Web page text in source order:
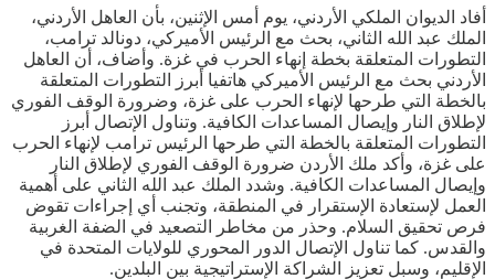
أفاد الديوان الملكي الأردني، يوم أمس الإثنين، بأن العاهل الأردني،
الملك عبد الله الثاني، بحث مع الرئيس الأميركي، دونالد ترامب،
التطورات المتعلقة بخطة إنهاء الحرب في غزة. وأضاف، أن العاهل
الأردني بحث مع الرئيس الأميركي هاتفيا أبرز التطورات المتعلقة
بالخطة التي طرحها لإنهاء الحرب على غزة، وضرورة الوقف الفوري
لإطلاق النار وإيصال المساعدات الكافية. وتناول الإتصال أبرز
التطورات المتعلقة بالخطة التي طرحها الرئيس ترامب لإنهاء الحرب
على غزة، وأكد ملك الأردن ضرورة الوقف الفوري لإطلاق النار
وإيصال المساعدات الكافية. وشدد الملك عبد الله الثاني على أهمية
العمل لإستعادة الإستقرار في المنطقة، وتجنب أي إجراءات تقوض
فرص تحقيق السلام. وحذر من مخاطر التصعيد في الضفة الغربية
والقدس. كما تناول الإتصال الدور المحوري للولايات المتحدة في
الإقليم، وسبل تعزيز الشراكة الإستراتيجية بين البلدين.